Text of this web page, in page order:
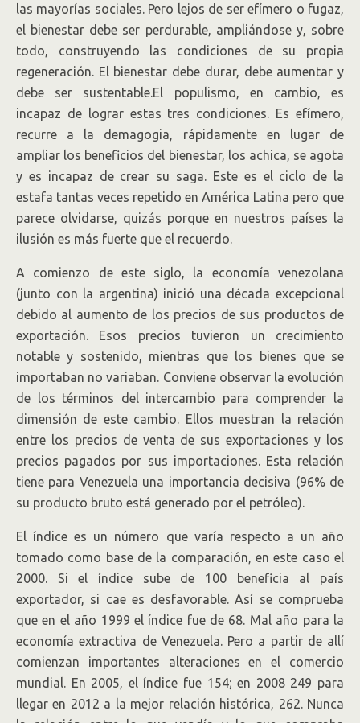
las mayorías sociales. Pero lejos de ser efímero o fugaz,
el bienestar debe ser perdurable, ampliándose y, sobre
todo, construyendo las condiciones de su propia
regeneración. El bienestar debe durar, debe aumentar y
debe ser sustentable.El populismo, en cambio, es
incapaz de lograr estas tres condiciones. Es efímero,
recurre a la demagogia, rápidamente en lugar de
ampliar los beneficios del bienestar, los achica, se agota
y es incapaz de crear su saga. Este es el ciclo de la
estafa tantas veces repetido en América Latina pero que
parece olvidarse, quizás porque en nuestros países la
ilusión es más fuerte que el recuerdo.
A comienzo de este siglo, la economía venezolana
(junto con la argentina) inició una década excepcional
debido al aumento de los precios de sus productos de
exportación. Esos precios tuvieron un crecimiento
notable y sostenido, mientras que los bienes que se
importaban no variaban. Conviene observar la evolución
de los términos del intercambio para comprender la
dimensión de este cambio. Ellos muestran la relación
entre los precios de venta de sus exportaciones y los
precios pagados por sus importaciones. Esta relación
tiene para Venezuela una importancia decisiva (96% de
su producto bruto está generado por el petróleo).
El índice es un número que varía respecto a un año
tomado como base de la comparación, en este caso el
2000. Si el índice sube de 100 beneficia al país
exportador, si cae es desfavorable. Así se comprueba
que en el año 1999 el índice fue de 68. Mal año para la
economía extractiva de Venezuela. Pero a partir de allí
comienzan importantes alteraciones en el comercio
mundial. En 2005, el índice fue 154; en 2008 249 para
llegar en 2012 a la mejor relación histórica, 262. Nunca